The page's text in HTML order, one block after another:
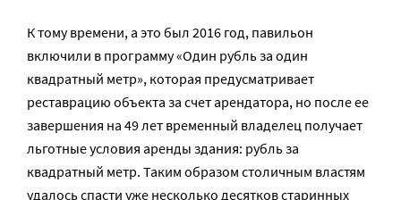
К тому времени, а это был 2016 год, павильон
включили в программу «Один рубль за один
квадратный метр», которая предусматривает
реставрацию объекта за счет арендатора, но после ее
завершения на 49 лет временный владелец получает
льготные условия аренды здания: рубль за
квадратный метр. Таким образом столичным властям
удалось спасти уже несколько десятков старинных